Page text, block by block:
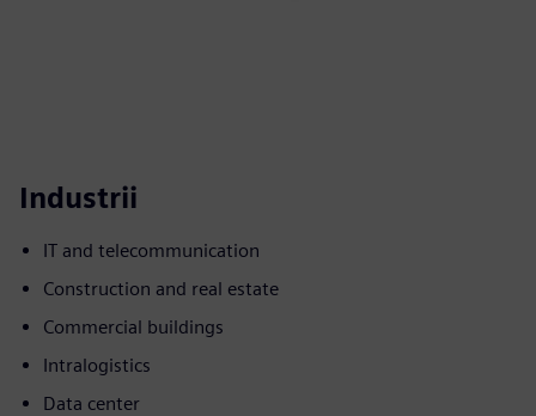
Industrii
IT and telecommunication
Construction and real estate
Commercial buildings
Intralogistics
Data center